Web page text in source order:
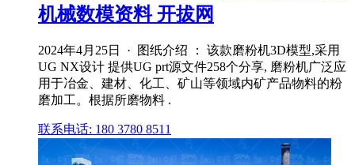
机械数模资料 开拔网
2024年4月25日 · 图纸介绍 ： 该款磨粉机3D模型,采用
UG NX设计 提供UG prt源文件258个分享, 磨粉机广泛应
用于冶金、建材、化工、矿山等领域内矿产品物料的粉
磨加工。根据所磨物料 .
联系电话: 180 3780 8511